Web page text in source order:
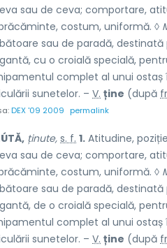
sau de ceva; comportare,
costum, uniformă. ◊
sau de paradă,
cu o croială specială,
complet al unui ostaș
sunetelor. – V. ține (după
DEX '09 2009 permalink
ținute, s. f. 1. Atitudine,
sau de ceva; comportare,
costum, uniformă. ◊
sau de paradă,
de o croială specială,
complet al unui ostaș
sunetelor. – V. ține (după